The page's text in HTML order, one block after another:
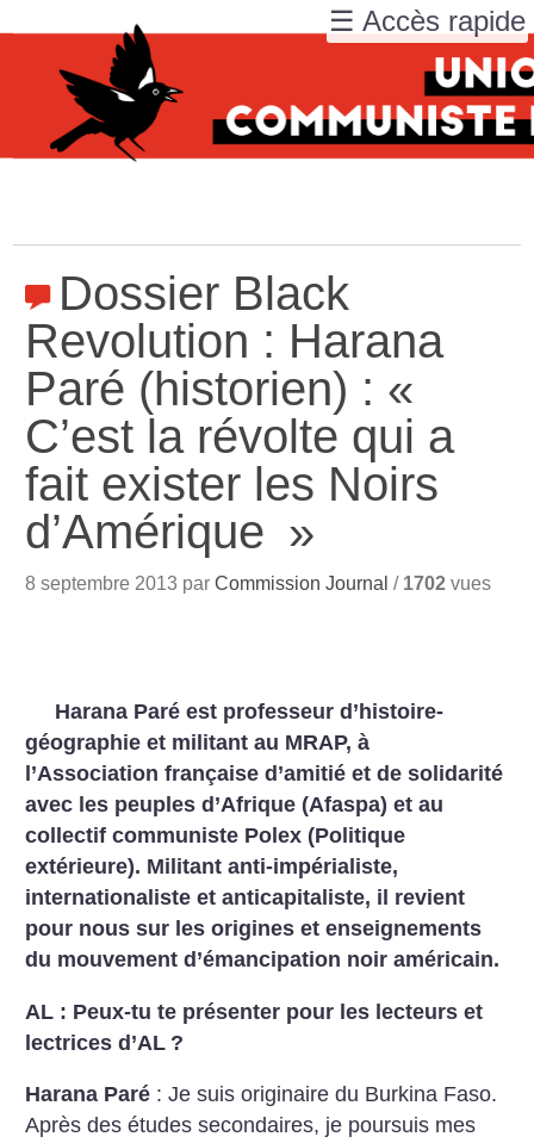
Dossier Black
Revolution : Harana
Paré (historien) : «
C’est la révolte qui a
fait exister les Noirs
d’Amérique »
8 septembre 2013 parCommission Journal / 1702 vues
Harana Paré est professeur d’histoire-
géographie et militant au MRAP, à
l’Association française d’amitié et de solidarité
avec les peuples d’Afrique (Afaspa) et au
collectif communiste Polex (Politique
extérieure). Militant anti-impérialiste,
internationaliste et anticapitaliste, il revient
pour nous sur les origines et enseignements
du mouvement d’émancipation noir américain.
AL : Peux-tu te présenter pour les lecteurs et
lectrices d’AL ?
Harana Paré : Je suis originaire du Burkina Faso.
Après des études secondaires, je poursuis mes
☰ Accès rapide